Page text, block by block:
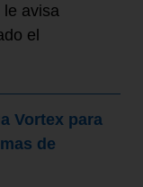
le avisa
el
Vortex para
de